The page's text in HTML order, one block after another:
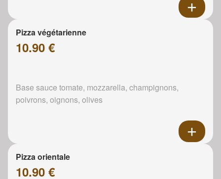
Pizza végétarienne
10.90 €
Base sauce tomate, mozzarella, champignons,
poivrons, oignons, olives
Pizza orientale
10.90 €